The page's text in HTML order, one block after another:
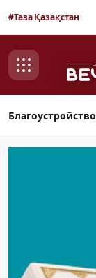
#Таза Қазақстан
Благоустройство